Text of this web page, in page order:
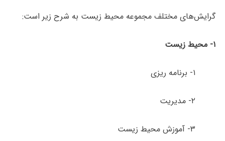
گرایش‌های مختلف مجموعه محیط زیست به شرح زیر است:
۱- محیط زیست
۱- برنامه ­ریزی
۲- مدیریت
۳- آموزش محیط زیست